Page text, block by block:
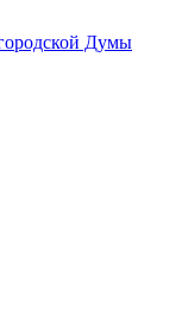
Думы